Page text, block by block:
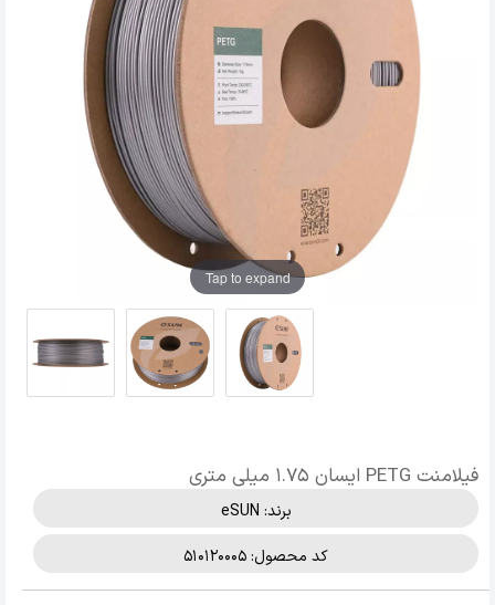
Tap to expand
فیلامنت PETG ایسان 1.75 میلی متری
برند: eSUN
کد محصول: 510120005